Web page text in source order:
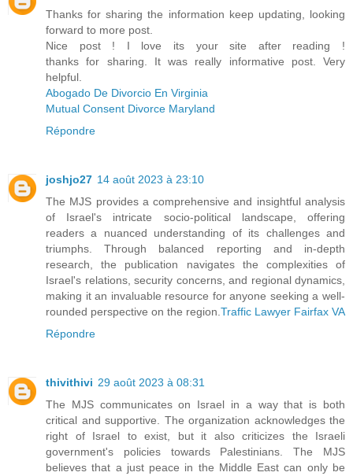
Thanks for sharing the information keep updating, looking
forward to more post.
Nice post ! I love its your site after reading !
thanks for sharing. It was really informative post. Very
helpful.
Abogado De Divorcio En Virginia
Mutual Consent Divorce Maryland
Répondre
joshjo27 14 août 2023 à 23:10
The MJS provides a comprehensive and insightful analysis
of Israel's intricate socio-political landscape, offering
readers a nuanced understanding of its challenges and
triumphs. Through balanced reporting and in-depth
research, the publication navigates the complexities of
Israel's relations, security concerns, and regional dynamics,
making it an invaluable resource for anyone seeking a well-
rounded perspective on the region. Traffic Lawyer Fairfax VA
Répondre
thivithivi 29 août 2023 à 08:31
The MJS communicates on Israel in a way that is both
critical and supportive. The organization acknowledges the
right of Israel to exist, but it also criticizes the Israeli
government's policies towards Palestinians. The MJS
believes that a just peace in the Middle East can only be